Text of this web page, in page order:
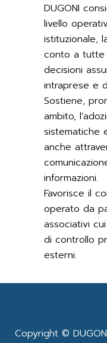
DUGONI
livello
istituzionale,
conto a tutte
decisioni
intraprese e
Sostiene,
ambito,
sistematiche
anche
informazioni.
Favorisce il
operato da
associativi
di controllo
esterni.
Copyright ©